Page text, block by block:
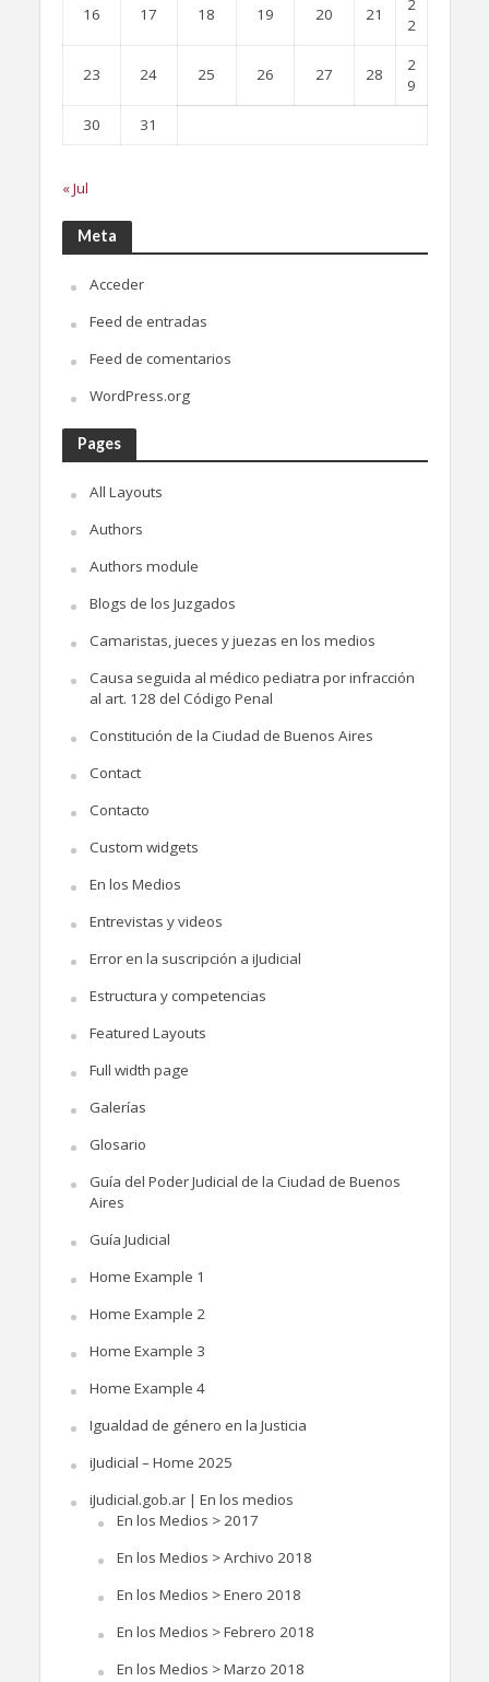
16 17 18 19 20 21
2
2
23 24 25 26 27 28
2
9
30
31
« Jul
Meta
Acceder
Feed de entradas
Feed de comentarios
WordPress.org
Pages
All Layouts
Authors
Authors module
Blogs de los Juzgados
Camaristas, jueces y juezas en los medios
Causa seguida al médico pediatra por infracción
al art. 128 del Código Penal
Constitución de la Ciudad de Buenos Aires
Contact
Contacto
Custom widgets
En los Medios
Entrevistas y videos
Error en la suscripción a iJudicial
Estructura y competencias
Featured Layouts
Full width page
Galerías
Glosario
Guía del Poder Judicial de la Ciudad de Buenos
Aires
Guía Judicial
Home Example 1
Home Example 2
Home Example 3
Home Example 4
Igualdad de género en la Justicia
iJudicial – Home 2025
iJudicial.gob.ar | En los medios
En los Medios > 2017
En los Medios > Archivo 2018
En los Medios > Enero 2018
En los Medios > Febrero 2018
En los Medios > Marzo 2018